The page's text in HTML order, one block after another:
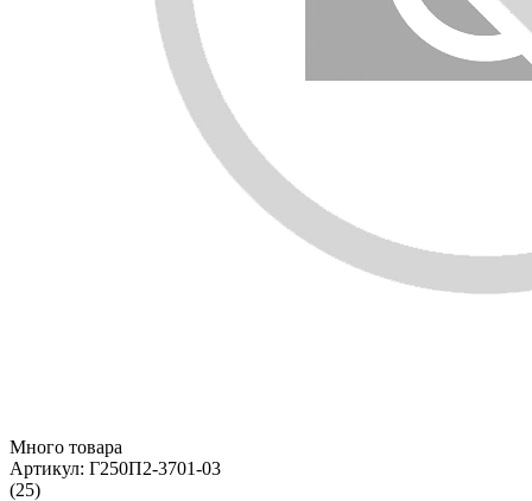
Много товара
Артикул: Г250П2-3701-03
(25)